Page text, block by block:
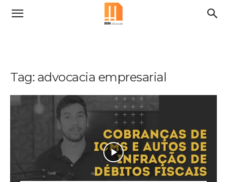
Tag: advocacia empresarial